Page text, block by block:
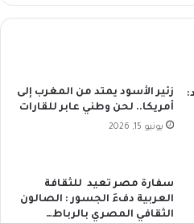
زئير الأسود يمتد من المغرب إلى
أمريكا.. لحن وطني عابر للقارات
يونيو 15, 2026
سفارة مصر تعيد للثقافة
العربية دفءَ الجسور : الصالون
الثقافي المصري بالرباط…